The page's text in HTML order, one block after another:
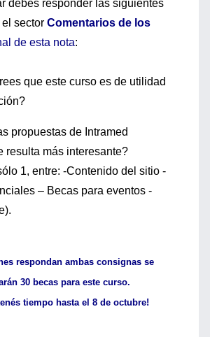
debes responder las siguientes
sector Comentarios de los
de esta nota:
que este curso es de utilidad
propuestas de Intramed
resulta más interesante?
1, entre: -Contenido del sitio -
– Becas para eventos -
respondan ambas consignas se
30 becas para este curso.
tiempo hasta el 8 de octubre!